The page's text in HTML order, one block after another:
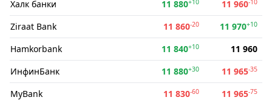
Халк банки 11 880 11 960
Ziraat Bank 11 860-20 11 970+10
Hamkorbank 11 840+10
11 960
ИнфинБанк
11 880+30 11 965-35
MyBank 11 830-60 11 965-75